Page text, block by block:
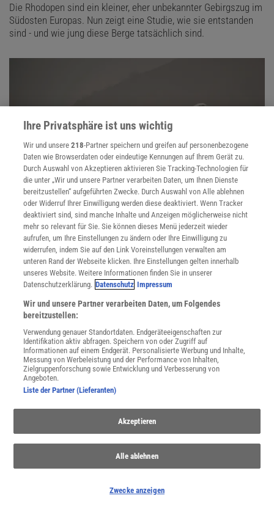
Die Rhodopen sind ein kleiner, eher unbekannter Gebirgszug im
Südosten Europas. Nun zeigt eine Studie, wie sie entstanden
sind - und wie jung diese Berge tatsächlich sind.
WETTER
Intensives Calima-Ereignis staubt die Kanaren ein
Regelmäßig erreicht Staub aus der Sahara auch Europa. Ein
besonders intensives Ereignis sorgt gerade für dicke Luft auf
den Kanaren - und vielleicht bald bei uns.
Naturkatastrophen
Zwei Milliarden Jahre alte »Fossilien«| Komplexes Leben oder
Katzengold?
Neuer Dinosaurier| Der »Höllenreiher« aus der Sahara
Westantarktischer Eisschild
| Rekordbohrung in der Antarktis
»Die Deutschen und die Natur«
| Deutschlands Äcker brauchen mehr
Abwechslung
| Der wertvollste Fluss der Welt
Adaptive Radiation| Wie entstand die erstaunliche Artenvielfalt
| Gletschertourismus boomt – Forscher warnen vor
Ihre Privatsphäre ist uns wichtig
Wir und unsere218-Partner speichern und greifen auf personenbezogene
Daten wie Browserdaten oder eindeutige Kennungen auf Ihrem Gerät zu.
Durch Auswahl von Akzeptieren aktivieren Sie Tracking-Technologien für
die unter „Wir und unsere Partner verarbeiten Daten, um Ihnen Dienste
bereitzustellen“ aufgeführten Zwecke. Durch Auswahl von Alle ablehnen
oder Widerruf Ihrer Einwilligung werden diese deaktiviert. Wenn Tracker
deaktiviert sind, sind manche Inhalte und Anzeigen möglicherweise nicht
mehr so relevant für Sie. Sie können dieses Menü jederzeit wieder
aufrufen, um Ihre Einstellungen zu ändern oder Ihre Einwilligung zu
widerrufen, indem Sie auf den Link Voreinstellungen verwalten am
unteren Rand der Webseite klicken. Ihre Einstellungen gelten innerhalb
unseres Website. Weitere Informationen finden Sie in unserer
Datenschutzerklärung. Datenschutz Impressum
Wir und unsere Partner verarbeiten Daten, um Folgendes
bereitzustellen:
Verwendung genauer Standortdaten. Endgeräteeigenschaften zur
Identifikation aktiv abfragen. Speichern von oder Zugriff auf
Informationen auf einem Endgerät. Personalisierte Werbung und Inhalte,
Messung von Werbeleistung und der Performance von Inhalten,
Zielgruppenforschung sowie Entwicklung und Verbesserung von
Angeboten.
Liste der Partner (Lieferanten)
Akzeptieren
Alle ablehnen
Zwecke anzeigen